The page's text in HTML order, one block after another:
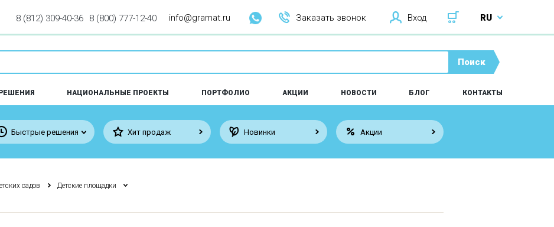
8 (812) 309-40-36 8 (800) 777-12-40 info@gramat.ru Заказать звонок Вход RU
Поиск
НАЦИОНАЛЬНЫЕ ПРОЕКТЫ ПОРТФОЛИО АКЦИИ НОВОСТИ БЛОГ КОНТАКТЫ
Быстрые решения Хит продаж Новинки Акции
садов Детские площадки